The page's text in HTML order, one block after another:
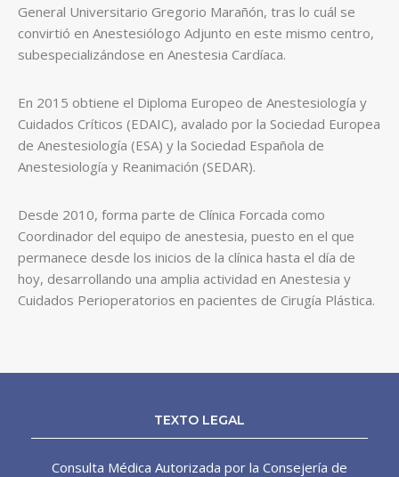
General Universitario Gregorio Marañón, tras lo cuál se
convirtió en Anestesiólogo Adjunto en este mismo centro,
subespecializándose en Anestesia Cardíaca.
En 2015 obtiene el Diploma Europeo de Anestesiología y
Cuidados Críticos (EDAIC), avalado por la Sociedad Europea
de Anestesiología (ESA) y la Sociedad Española de
Anestesiología y Reanimación (SEDAR).
Desde 2010, forma parte de Clínica Forcada como
Coordinador del equipo de anestesia, puesto en el que
permanece desde los inicios de la clínica hasta el día de
hoy, desarrollando una amplia actividad en Anestesia y
Cuidados Perioperatorios en pacientes de Cirugía Plástica.
TEXTO LEGAL
Consulta Médica Autorizada por la Consejería de